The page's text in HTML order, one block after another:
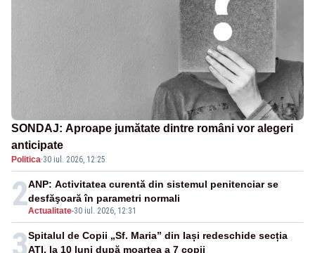
SONDAJ: Aproape jumătate dintre români vor alegeri
anticipate
Politica·30 iul. 2026, 12:25
2Actualitate-30 iul. 2026, 12:31
ANP: Activitatea curentă din sistemul penitenciar se
desfăşoară în parametri normali
3Spitalul de Copii „Sf. Maria” din Iași redeschide secția
ATI, la 10 luni după moartea a 7 copii